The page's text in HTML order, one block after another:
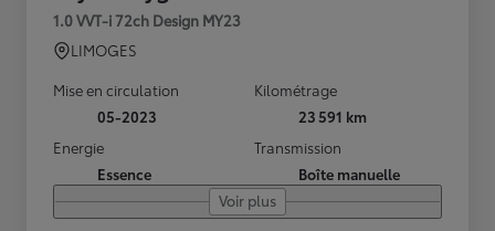
1.0 VVT-i 72ch Design MY23
LIMOGES
Mise en circulation
05-2023
Kilométrage
23 591 km
Energie
Essence
Transmission
Boîte manuelle
Voir plus